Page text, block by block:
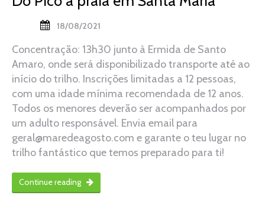
18/08/2021
Concentração: 13h30 junto à Ermida de Santo
Amaro, onde será disponibilizado transporte até ao
início do trilho. Inscrições limitadas a 12 pessoas,
com uma idade mínima recomendada de 12 anos.
Todos os menores deverão ser acompanhados por
um adulto responsável. Envia email para
geral@maredeagosto.com e garante o teu lugar no
trilho fantástico que temos preparado para ti!
Continue reading